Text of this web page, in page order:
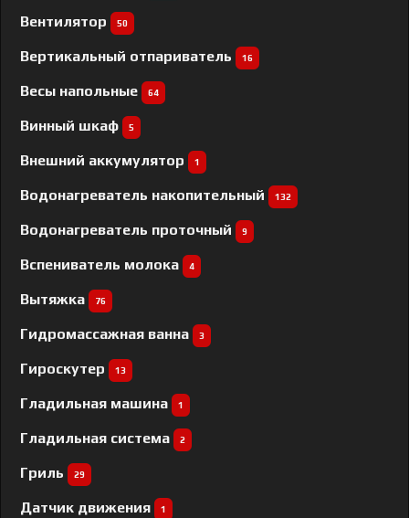
Вентилятор 50
Вертикальный отпариватель 16
Весы напольные 64
Винный шкаф 5
Внешний аккумулятор 1
Водонагреватель накопительный 132
Водонагреватель проточный 9
Вспениватель молока 4
Вытяжка 76
Гидромассажная ванна 3
Гироскутер 13
Гладильная машина 1
Гладильная система 2
Гриль 29
Датчик движения 1